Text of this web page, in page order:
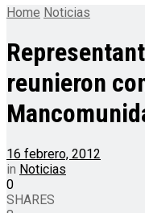
Home Noticias
reunieron
16 febrero, 2012
in Noticias
0
SHARES